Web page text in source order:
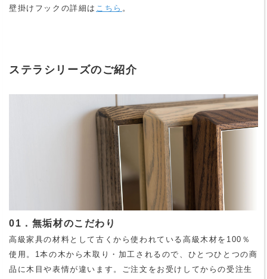
壁掛けフックの詳細は こちら 。
ステラシリーズのご紹介
01．無垢材のこだわり
高級家具の材料として古くから使われている高級木材を100％
使用。1本の木から木取り・加工されるので、ひとつひとつの商
品に木目や表情が違います。ご注文をお受けしてからの受注生